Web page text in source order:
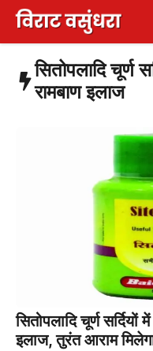
Skip
content
सितोपलादि चूर्ण
रामबाण इलाज
सितोपलादि चूर्ण
इलाज, तुरंत आराम